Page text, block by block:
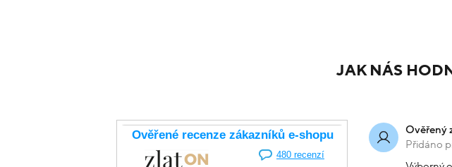
Náušnice žluté zlato srdce pecky 1.85g
Náušnice žluté zlato piercing se
zirkonem 2.3cm 2.66g